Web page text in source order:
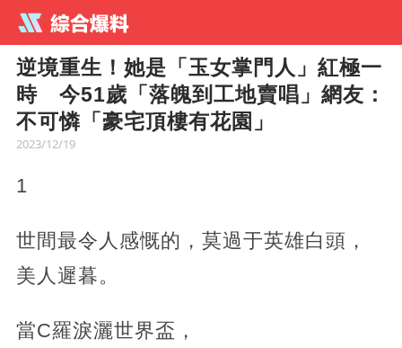
逆境重生！她是「玉女掌門人」紅極一
時 今51歲「落魄到工地賣唱」網友：
不可憐「豪宅頂樓有花園」
2023/12/19
1
世間最令人感慨的，莫過于英雄白頭，
美人遲暮。
當C羅淚灑世界盃，